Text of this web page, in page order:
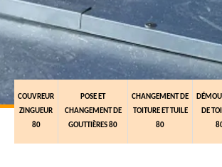
COUVREUR
ZINGUEUR
80
POSE ET
CHANGEMENT DE
GOUTTIÈRES 80
CHANGEMENT DE
TOITURE ET TUILE
80
DE